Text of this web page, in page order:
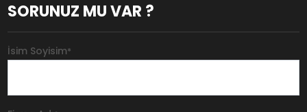
SORUNUZ MU VAR ?
İsim Soyisim*